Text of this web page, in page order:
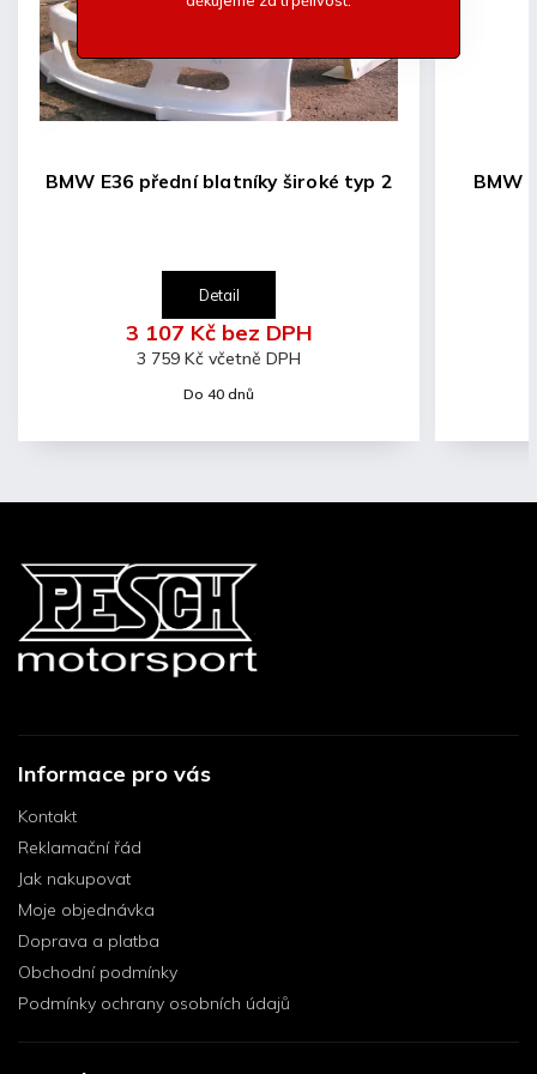
BMW E36 přední blatníky široké typ 2
3 759 Kč včetně DPH
3 107 Kč bez DPH
Informace pro vás
Kontakt
Reklamační řád
Jak nakupovat
Moje objednávka
Doprava a platba
Obchodní podmínky
Podmínky ochrany osobních údajů